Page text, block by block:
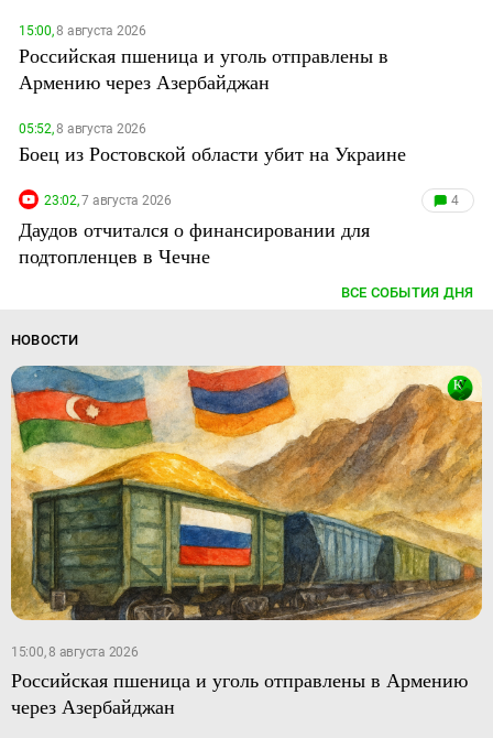
15:00,8 августа 2026
Российская пшеница и уголь отправлены в
Армению через Азербайджан
05:52,8 августа 2026
Боец из Ростовской области убит на Украине
23:02,7 августа 2026 4
Даудов отчитался о финансировании для
подтопленцев в Чечне
ВСЕ СОБЫТИЯ ДНЯ
НОВОСТИ
15:00, 8 августа 2026
Российская пшеница и уголь отправлены в Армению
через Азербайджан